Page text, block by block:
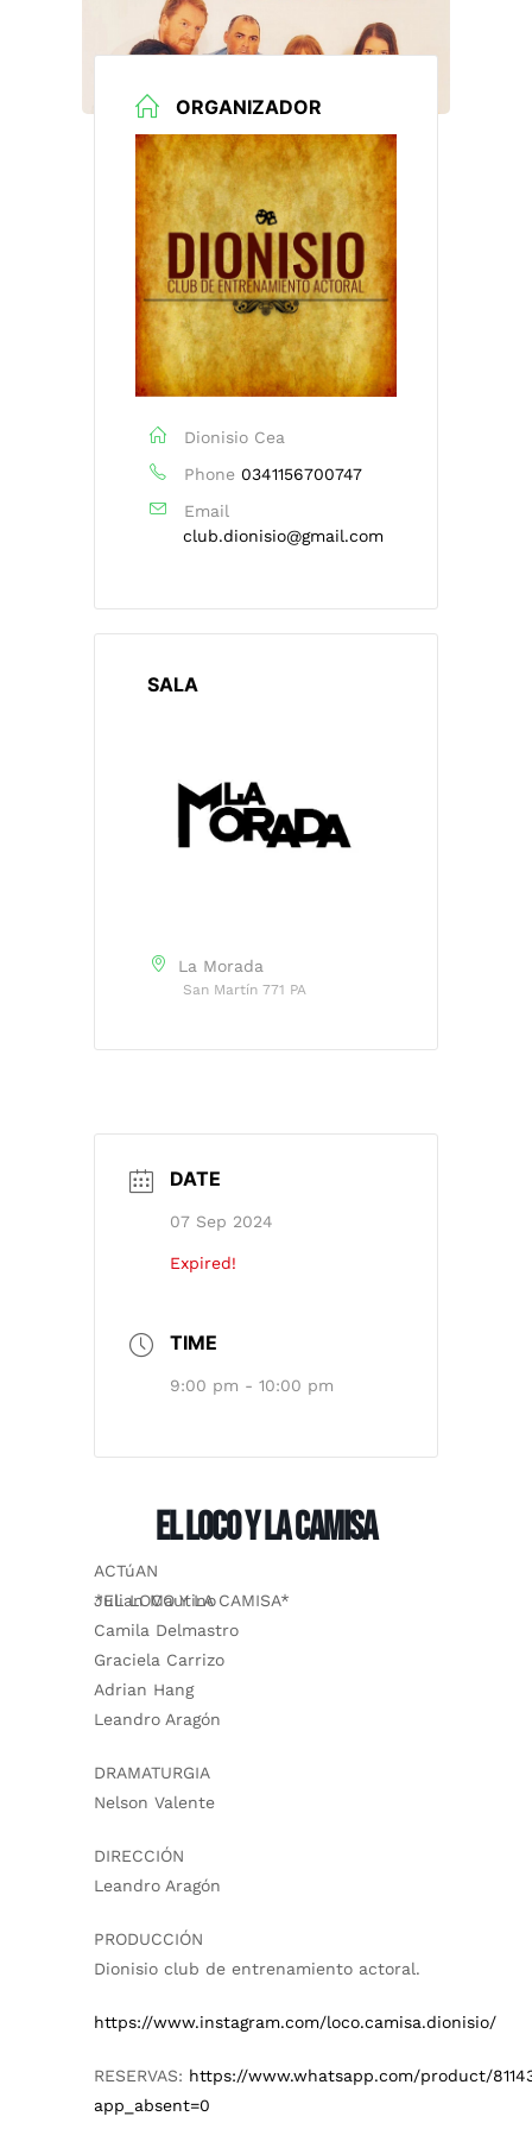
ORGANIZADOR
Dionisio Cea
Phone 0341156700747
Email
club.dionisio@gmail.com
SALA
La Morada
San Martín 771 PA
DATE
07 Sep 2024
Expired!
TIME
9:00 pm - 10:00 pm
EL LOCO Y LA CAMISA
*EL LOCO Y LA CAMISA*
ACTúAN
Julian Mautino
Camila Delmastro
Graciela Carrizo
Adrian Hang
Leandro Aragón
DRAMATURGIA
Nelson Valente
DIRECCIÓN
Leandro Aragón
PRODUCCIÓN
Dionisio club de entrenamiento actoral.
https://www.instagram.com/loco.camisa.dionisio/
RESERVAS: https://www.whatsapp.com/product/
app_absent=0